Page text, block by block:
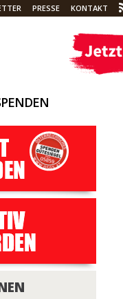
PRESSE KONTAKT